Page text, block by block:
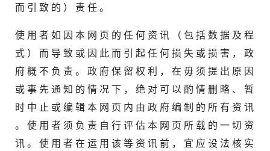
而 引 致 的 ） 责 任 。
使 用 者 如 因 本 网 页 的 任 何 资 讯 （ 包 括 数 据 及 程
式 ） 而 导 致 或 因 此 而 引 起 任 何 损 失 或 损 害 ， 政
府 概 不 负 责 。 政 府 保 留 权 利 ， 在 毋 须 提 出 原 因
或 事 先 通 知 的 情 况 下 ， 绝 对 可 以 酌 情 删 略 、 暂
时 中 止 或 编 辑 本 网 页 内 由 政 府 编 制 的 所 有 资 讯
。 使 用 者 须 负 责 自 行 评 估 本 网 页 所 载 的 一 切 资
讯 。 使 用 者 在 运 用 该 等 资 讯 前 ， 宜 应 设 法 核 实